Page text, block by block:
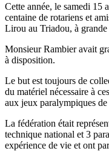
Cette année, le samedi 15
centaine de rotariens et
Lirou au Triadou, à
Monsieur Rambier avait
à disposition.
Le but est toujours de
du matériel nécessaire à
aux jeux paralympiques
La fédération était
technique national et 3
expérience de vie et ont